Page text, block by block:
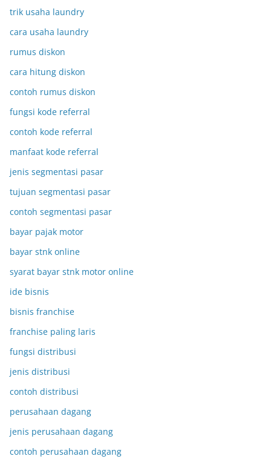
trik usaha laundry
cara usaha laundry
rumus diskon
cara hitung diskon
contoh rumus diskon
fungsi kode referral
contoh kode referral
manfaat kode referral
jenis segmentasi pasar
tujuan segmentasi pasar
contoh segmentasi pasar
bayar pajak motor
bayar stnk online
syarat bayar stnk motor online
ide bisnis
bisnis franchise
franchise paling laris
fungsi distribusi
jenis distribusi
contoh distribusi
perusahaan dagang
jenis perusahaan dagang
contoh perusahaan dagang